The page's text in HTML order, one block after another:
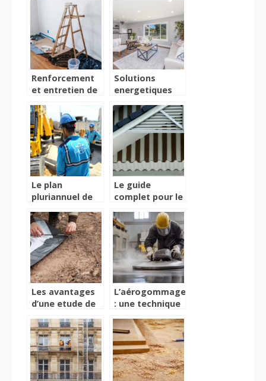
chantiers ?
calcul des couts
Renforcement
et entretien de
beton pour
assurer la
perennite des
batiments
Solutions
energetiques
pour une
renovation
reussie
Le plan
pluriannuel de
approche
methodique
pour la gestion
des batiments
sur dix ans
Le guide
complet pour le
charpente a la
rochelle
Les avantages
d’une etude de
construction de
sa maison
L’aérogommage
: une technique
nettoyage des
surfaces